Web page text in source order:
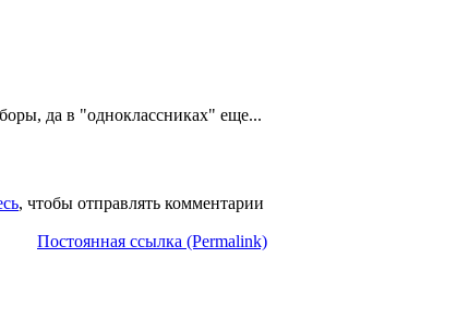
да в "одноклассниках" еще...
, чтобы отправлять комментарии
Постоянная ссылка (Permalink)